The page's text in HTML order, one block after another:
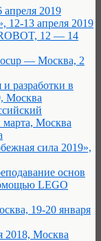
2019
12-13 апреля 2019
12 — 14
— Москва, 2
разработки в
Москва
марта, Москва
сила 2019»,
основ
LEGO
19-20 января
2018, Москва